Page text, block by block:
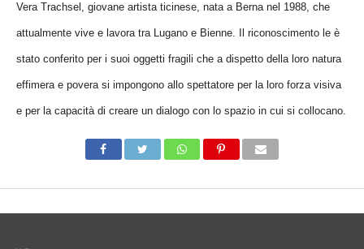
Vera Trachsel, giovane artista ticinese, nata a Berna nel 1988, che
attualmente vive e lavora tra Lugano e Bienne. Il riconoscimento le è
stato conferito per i suoi oggetti fragili che a dispetto della loro natura
effimera e povera si impongono allo spettatore per la loro forza visiva
e per la capacità di creare un dialogo con lo spazio in cui si collocano.